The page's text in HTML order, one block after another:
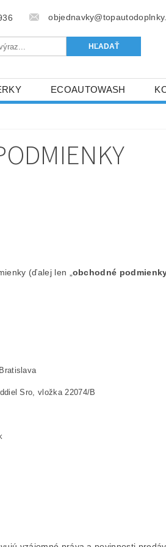
ECOAUTOWASH
(ďalej len „ obchodné
oddiel Sro, vložka 22074/B